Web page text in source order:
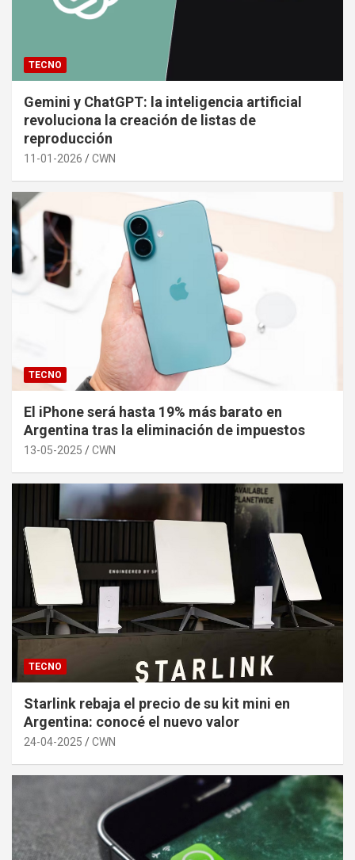
TECNO
Gemini y ChatGPT: la inteligencia artificial
revoluciona la creación de listas de
reproducción
11-01-2026 CWN
TECNO
El iPhone será hasta 19% más barato en
Argentina tras la eliminación de impuestos
13-05-2025 CWN
TECNO
Starlink rebaja el precio de su kit mini en
Argentina: conocé el nuevo valor
24-04-2025 CWN